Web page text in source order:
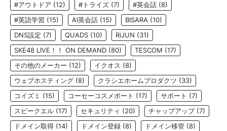
#アウトドア (12) #トライズ (7) #英会話 (8)
#英語学習 (15) AI英会話 (15) BISARA (10)
DNS設定 (7) QUADS (10) RiJUN (31)
SKE48 LIVE！！ ON DEMAND (80) TESCOM (17)
その他のメーカー (12) イクオス (8)
ウェブホスティング (8) クラシエホームプロダクツ (33)
コイズミ (15) コーセーコスメポート (17) サポート (7)
スピークエル (17) セキュリティ (20) チャップアップ(7)
ドメイン取得 (14) ドメイン登録 (8) ドメイン移管 (8)